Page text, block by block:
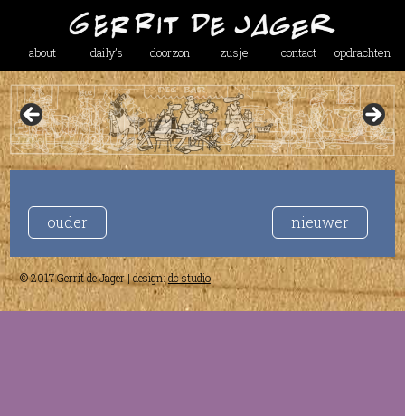
about daily’s doorzon zusje contact opdrachten
ouder nieuwer
© 2017 Gerrit de Jager | design:dc studio